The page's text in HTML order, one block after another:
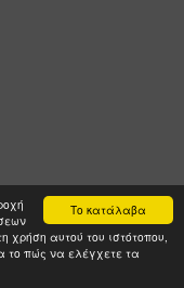
Το κατάλαβα
χρήση αυτού του ιστότοπου,
το πώς να ελέγχετε τα